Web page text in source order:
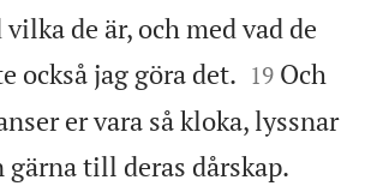
de är, och med vad de
också jag göra det. 

19 Och
er vara så kloka, lyssnar
gärna till deras dårskap.